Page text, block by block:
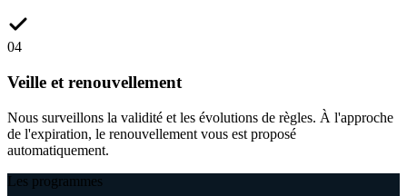
04
Veille et renouvellement
Nous surveillons la validité et les évolutions de règles. À l'approche
de l'expiration, le renouvellement vous est proposé
automatiquement.
Les programmes